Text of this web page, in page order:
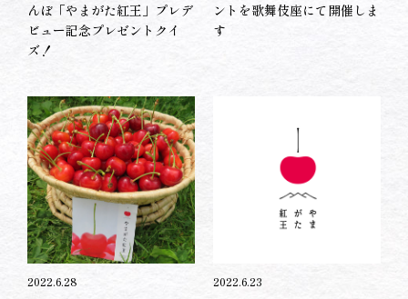
んぼ「やまがた紅王」プレデ
ビュー記念プレゼントクイ
ズ！
ントを歌舞伎座にて開催しま
す
2022.6.28 2022.6.23